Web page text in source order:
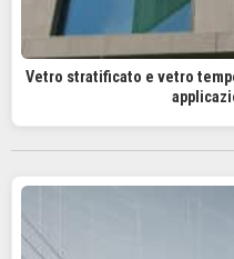
Vetro stratificato e vetro